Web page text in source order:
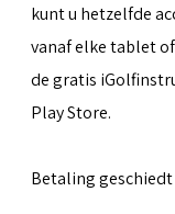
kunt u hetzelfde
vanaf elke tablet
de gratis
Play Store.
Betaling